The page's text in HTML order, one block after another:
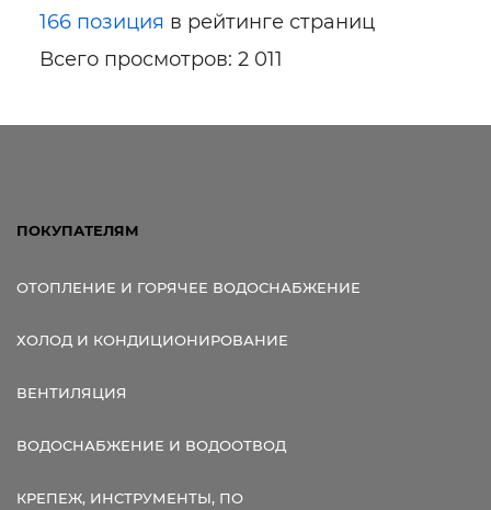
166 позиция в рейтинге страниц
Всего просмотров: 2 011
ПОКУПАТЕЛЯМ
ОТОПЛЕНИЕ И ГОРЯЧЕЕ ВОДОСНАБЖЕНИЕ
ХОЛОД И КОНДИЦИОНИРОВАНИЕ
ВЕНТИЛЯЦИЯ
ВОДОСНАБЖЕНИЕ И ВОДООТВОД
КРЕПЕЖ, ИНСТРУМЕНТЫ, ПО